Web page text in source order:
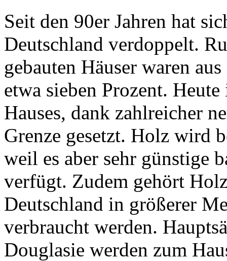
Seit den 90er Jahren hat
Deutschland verdoppelt.
gebauten Häuser waren
etwa sieben Prozent.
Hauses, dank zahlreicher
Grenze gesetzt. Holz wird
weil es aber sehr günstige
verfügt. Zudem gehört
Deutschland in größerer
verbraucht werden.
Douglasie werden zum